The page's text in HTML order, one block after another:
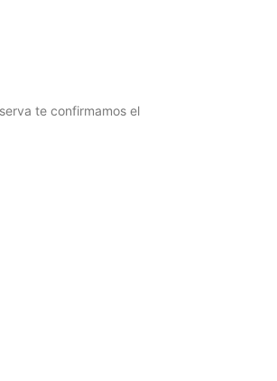
te confirmamos el